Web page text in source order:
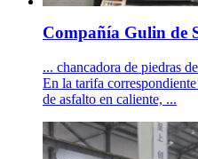
Compañía Gulin de
... chancadora de piedras
En la tarifa
de asfalto en caliente, ...